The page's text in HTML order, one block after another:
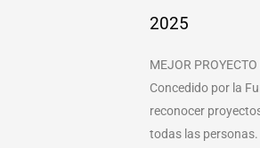
2025
MEJOR
Concedido por la
reconocer
todas las personas.